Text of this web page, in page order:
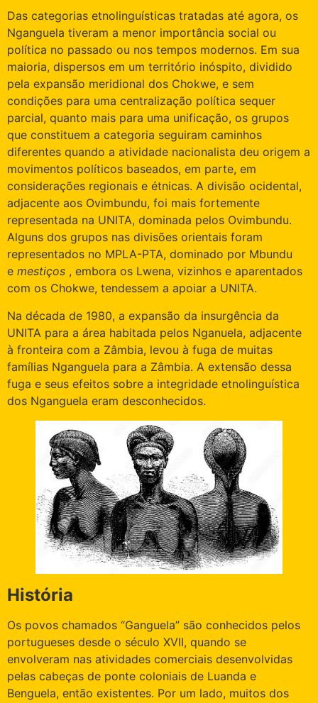
Das categorias etnolinguísticas tratadas até agora, os
Nganguela tiveram a menor importância social ou
política no passado ou nos tempos modernos. Em sua
maioria, dispersos em um território inóspito, dividido
pela expansão meridional dos Chokwe, e sem
condições para uma centralização política sequer
parcial, quanto mais para uma unificação, os grupos
que constituem a categoria seguiram caminhos
diferentes quando a atividade nacionalista deu origem a
movimentos políticos baseados, em parte, em
considerações regionais e étnicas. A divisão ocidental,
adjacente aos Ovimbundu, foi mais fortemente
representada na UNITA, dominada pelos Ovimbundu.
Alguns dos grupos nas divisões orientais foram
representados no MPLA-PTA, dominado por Mbundu
e mestiços , embora os Lwena, vizinhos e aparentados
com os Chokwe, tendessem a apoiar a UNITA.
Na década de 1980, a expansão da insurgência da
UNITA para a área habitada pelos Nganuela, adjacente
à fronteira com a Zâmbia, levou à fuga de muitas
famílias Nganguela para a Zâmbia. A extensão dessa
fuga e seus efeitos sobre a integridade etnolinguística
dos Nganguela eram desconhecidos.
História
Os povos chamados “Ganguela” são conhecidos pelos
portugueses desde o século XVII, quando se
envolveram nas atividades comerciais desenvolvidas
pelas cabeças de ponte coloniais de Luanda e
Benguela, então existentes. Por um lado, muitos dos